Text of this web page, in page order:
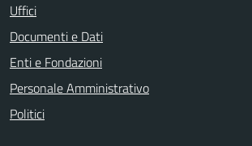
Uffici
Documenti e Dati
Enti e Fondazioni
Personale Amministrativo
Politici